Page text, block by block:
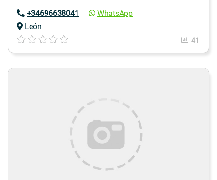
+34696638041
WhatsApp
León
41